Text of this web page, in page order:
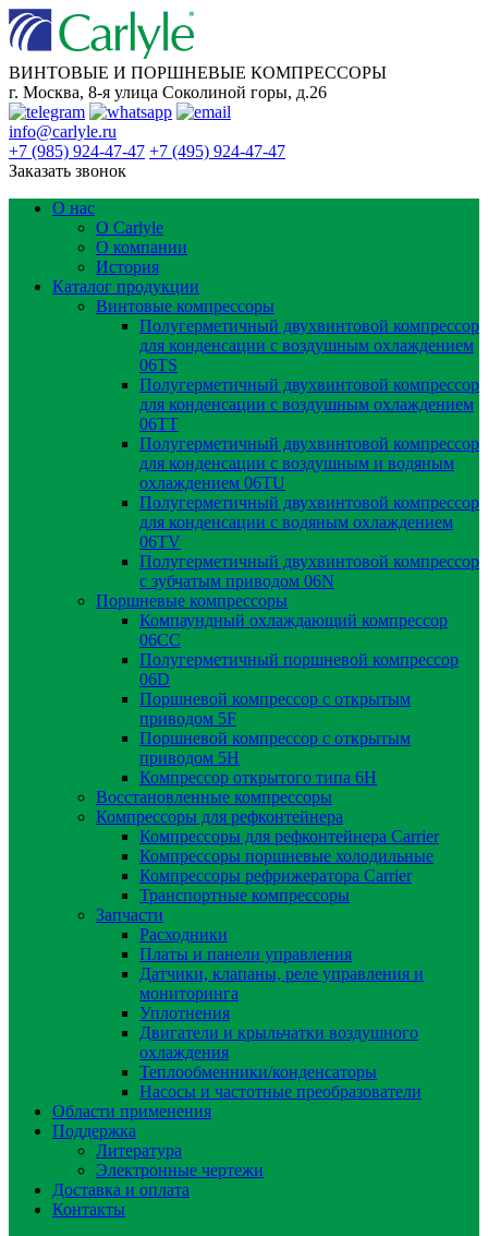
ВИНТОВЫЕ И ПОРШНЕВЫЕ КОМПРЕССОРЫ
г. Москва, 8-я улица Соколиной горы, д.26
info@carlyle.ru
+7 (985) 924-47-47 +7 (495) 924-47-47
Заказать звонок
О нас
О Carlyle
О компании
История
Каталог продукции
Винтовые компрессоры
Полугерметичный двухвинтовой компрессор
для конденсации с воздушным охлаждением
06TS
Полугерметичный двухвинтовой компрессор
для конденсации с воздушным охлаждением
06TT
Полугерметичный двухвинтовой компрессор
для конденсации с воздушным и водяным
охлаждением 06TU
Полугерметичный двухвинтовой компрессор
для конденсации с водяным охлаждением
06TV
Полугерметичный двухвинтовой компрессор
с зубчатым приводом 06N
Поршневые компрессоры
Компаундный охлаждающий компрессор
06CC
Полугерметичный поршневой компрессор
06D
Поршневой компрессор с открытым
приводом 5F
Поршневой компрессор с открытым
приводом 5H
Компрессор открытого типа 6Н
Восстановленные компрессоры
Компрессоры для рефконтейнера
Компрессоры для рефконтейнера Carrier
Компрессоры поршневые холодильные
Компрессоры рефрижератора Carrier
Транспортные компрессоры
Запчасти
Расходники
Платы и панели управления
Датчики, клапаны, реле управления и
мониторинга
Уплотнения
Двигатели и крыльчатки воздушного
охлаждения
Теплообменники/конденсаторы
Насосы и частотные преобразователи
Области применения
Поддержка
Литература
Электронные чертежи
Доставка и оплата
Контакты